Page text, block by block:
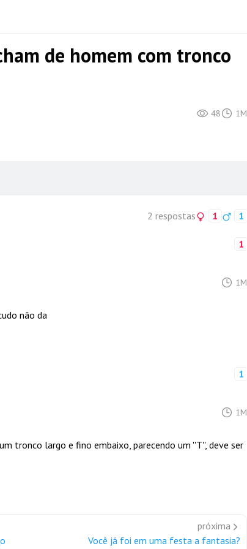
de homem com tronco
48 1M
2 respostas 1 1
1
1M
não da
1
1M
tronco largo e fino embaixo, parecendo um ''T'', deve ser
próxima
Você já foi em uma festa a fantasia?